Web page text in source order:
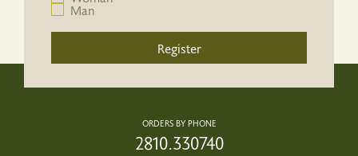
Man
Register
ORDERS BY PHONE
2810.330740